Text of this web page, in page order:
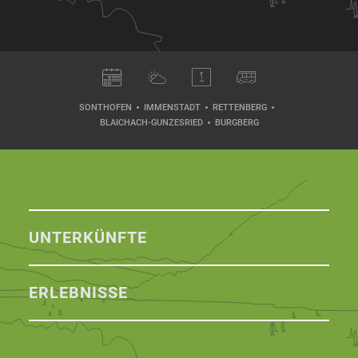
SONTHOFEN IMMENSTADT
RETTENBERG
BLAICHACH-GUNZESRIED
BURGBERG
UNTERKÜNFTE
ERLEBNISSE